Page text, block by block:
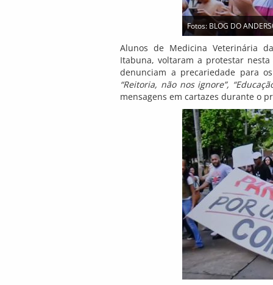
Fotos: BLOG DO
Alunos de Medicina Veterinária
Itabuna, voltaram a protestar nesta
denunciam a precariedade para
“Reitoria, não nos ignore”,
mensagens em cartazes durante o